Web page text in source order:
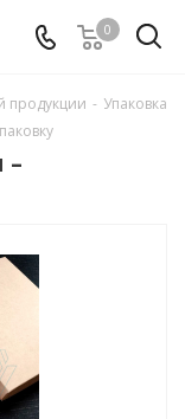
0
продукции - Упаковка
–